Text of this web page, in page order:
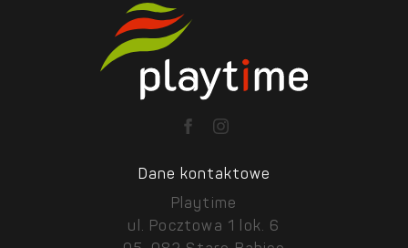
Dane kontaktowe
Playtime
ul. Pocztowa 1 lok. 6